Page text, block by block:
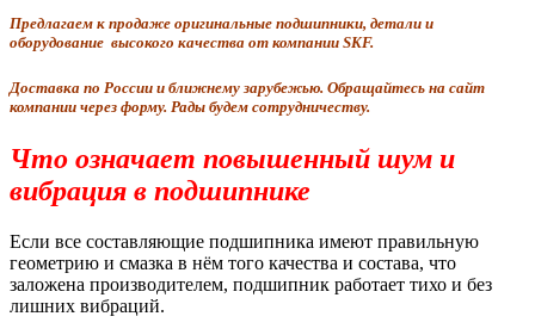
Предлагаем к продаже оригинальные подшипники, детали и
оборудование высокого качества от компании SKF.
Доставка по России и ближнему зарубежью. Обращайтесь на сайт
компании через форму. Рады будем сотрудничеству.
Что означает повышенный шум и
вибрация в подшипнике
Если все составляющие подшипника имеют правильную
геометрию и смазка в нём того качества и состава, что
заложена производителем, подшипник работает тихо и без
лишних вибраций.